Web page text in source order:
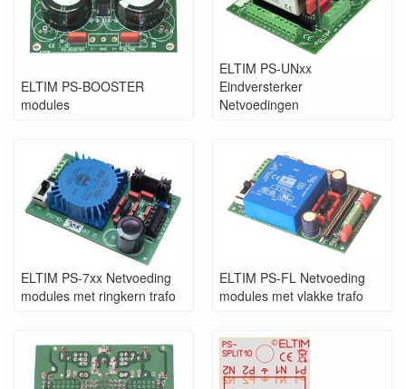
ELTIM PS-BOOSTER
modules
ELTIM PS-UNxx
Eindversterker
Netvoedingen
ELTIM PS-7xx Netvoeding
modules met ringkern trafo
ELTIM PS-FL Netvoeding
modules met vlakke trafo